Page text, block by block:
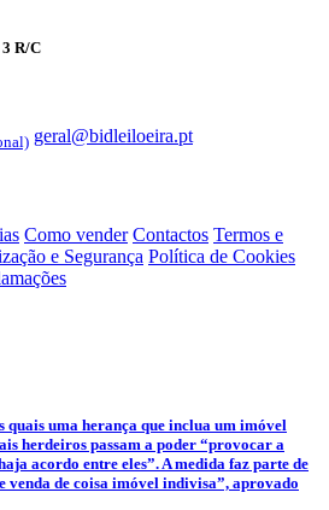
R/C
geral@bidleiloeira.pt
Como vender Contactos Termos e
e Segurança Política de Cookies
quais uma herança que inclua um imóvel
herdeiros passam a poder “provocar a
acordo entre eles”. A medida faz parte de
venda de coisa imóvel indivisa”, aprovado